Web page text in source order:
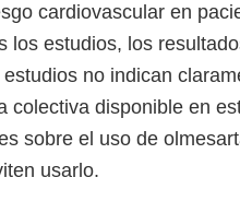
cardiovascular en
los estudios, los
no indican
colectiva disponible en
sobre el uso de
usarlo.